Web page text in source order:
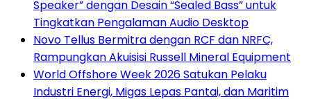
Speaker” dengan Desain “Sealed Bass” untuk
Tingkatkan Pengalaman Audio Desktop
Novo Tellus Bermitra dengan RCF dan NRFC,
Rampungkan Akuisisi Russell Mineral Equipment
World Offshore Week 2026 Satukan Pelaku
Industri Energi, Migas Lepas Pantai, dan Maritim